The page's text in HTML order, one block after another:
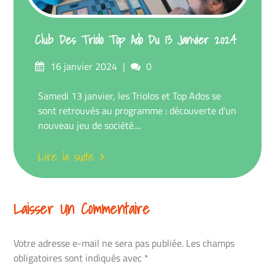
Club Des Triolo Top Ado Du 13 Janvier 2024
Posté16 janvier 2024 commentaires
0
Samedi 13 janvier, les Triolos et Top Ados se
sont retrouvés au programme : découverte d'un
nouveau jeu de société....
Lire la suite
Laisser Un Commentaire
Votre adresse e-mail ne sera pas publiée. Les champs
obligatoires sont indiqués avec *